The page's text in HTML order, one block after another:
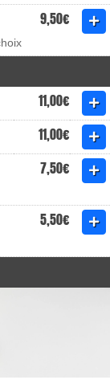
9,50€
11,00€
11,00€
7,50€
5,50€